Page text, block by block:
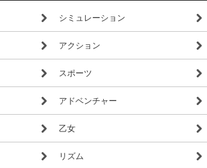
シミュレーション
アクション
スポーツ
アドベンチャー
乙女
リズム